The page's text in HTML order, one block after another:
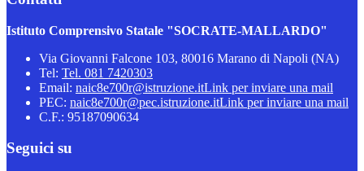
Istituto Comprensivo Statale "SOCRATE-MALLARDO"
Via Giovanni Falcone 103, 80016 Marano di Napoli (NA)
Tel: Tel. 081 7420303
Email: naic8e700r@istruzione.itLink per inviare una mail
PEC: naic8e700r@pec.istruzione.itLink per inviare una mail
C.F.: 95187090634
Seguici su